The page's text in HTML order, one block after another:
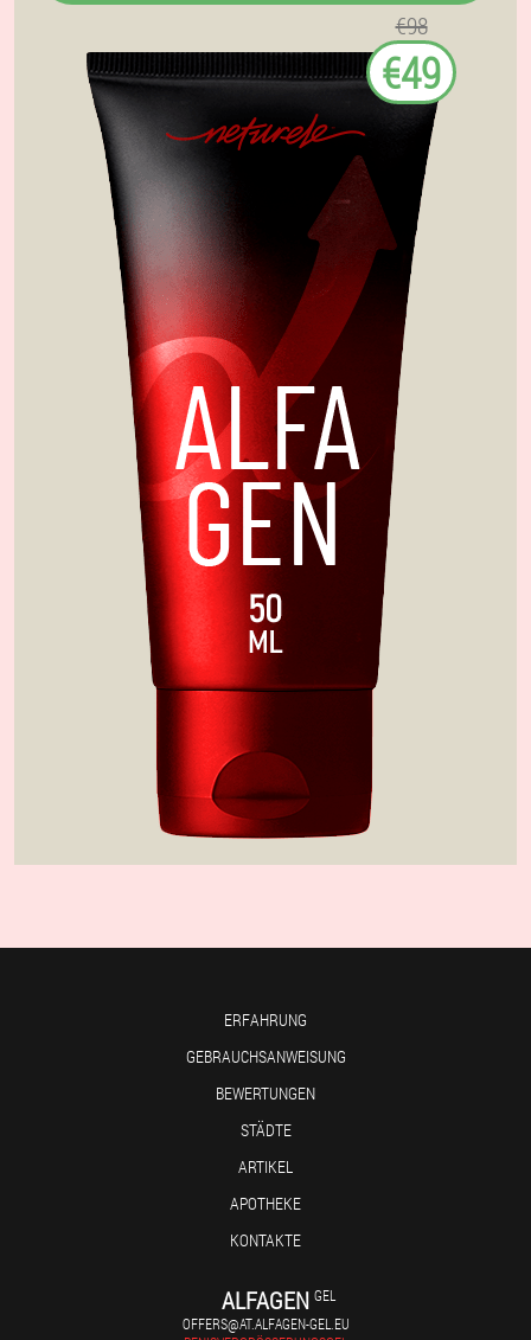
€98
€49
ERFAHRUNG
GEBRAUCHSANWEISUNG
BEWERTUNGEN
STÄDTE
ARTIKEL
APOTHEKE
KONTAKTE
ALFAGEN GEL
OFFERS@AT.ALFAGEN-GEL.EU